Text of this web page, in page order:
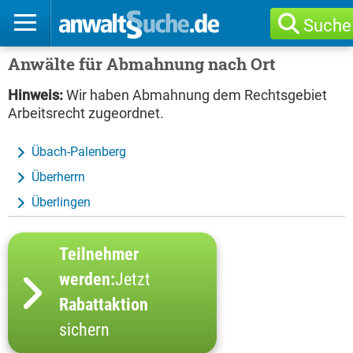
Suche
Anwälte für Abmahnung nach Ort
Hinweis:Wir haben Abmahnung dem Rechtsgebiet
Arbeitsrecht zugeordnet.
Übach-Palenberg
Überherrn
Überlingen
Teilnehmer
werden:Jetzt
Rabattaktion
sichern